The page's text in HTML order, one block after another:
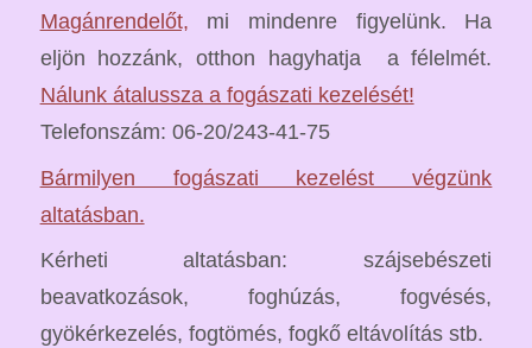
Magánrendelőt, mi mindenre figyelünk. Ha
eljön hozzánk, otthon hagyhatja a félelmét.
Nálunk átalussza a fogászati kezelését!
Telefonszám: 06-20/243-41-75
Bármilyen fogászati kezelést végzünk
altatásban.
Kérheti altatásban: szájsebészeti
beavatkozások, foghúzás, fogvésés,
gyökérkezelés, fogtömés, fogkő eltávolítás stb.